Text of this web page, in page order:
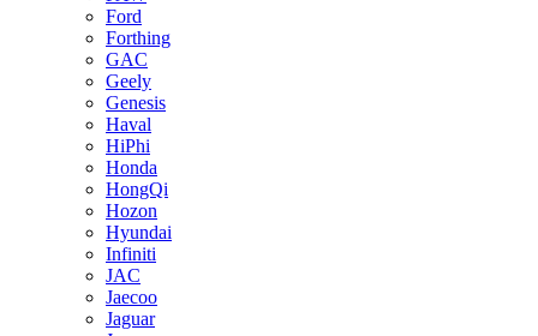
Ford
Forthing
GAC
Geely
Genesis
Haval
HiPhi
Honda
HongQi
Hozon
Hyundai
Infiniti
JAC
Jaecoo
Jaguar